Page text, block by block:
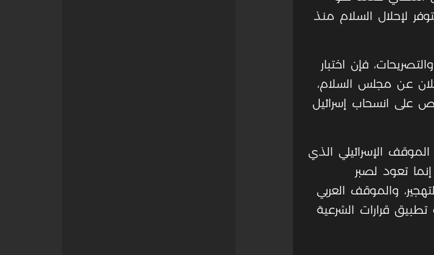
لإحلال السلام منذ
فإن اختبار
عن مجلس السلام،
على انسحاب إسرائيل
الإسرائيلي الذي
تعود لصبر
والموقف العربي
قرارات الشرعية